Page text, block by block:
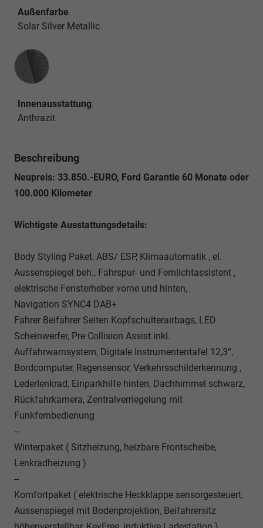
Außenfarbe
Solar Silver Metallic
Innenausstattung
Innenausstattung
Anthrazit
Beschreibung
Neupreis: 33.850.-EURO, Ford Garantie 60 Monate oder
100.000 Kilometer
Wichtigste Ausstattungsdetails:
Body Styling Paket, ABS/ ESP, Klimaautomatik , el.
Aussenspiegel beh., Fahrspur- und Fernlichtassistent ,
elektrische Fensterheber vorne und hinten,
Navigation SYNC4 DAB+
Fahrer Beifahrer Seiten Kopfschulterairbags, LED
Scheinwerfer, Pre Collision Assist inkl.
Auffahrwarnsystem, Digitale Instrumententafel 12,3“,
Bordcomputer, Regensensor, Verkehrsschilderkennung ,
Lederlenkrad, Einparkhilfe hinten, Dachhimmel schwarz,
Rückfahrkamera, Zentralverriegelung mit
Funkfernbedienung
--
Winterpaket ( Sitzheizung, heizbare Frontscheibe,
Lenkradheizung )
--
Komfortpaket ( elektrische Heckklappe sensorgesteuert,
Aussenspiegel mit Bodenprojektion, Beifahrersitz